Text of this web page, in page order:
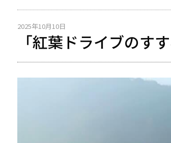
2025年10月10日
「紅葉ドライブのす